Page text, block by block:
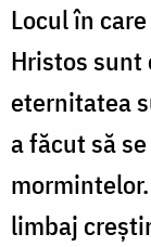
Locul în
Hristos
eternitatea
a făcut să
limbaj